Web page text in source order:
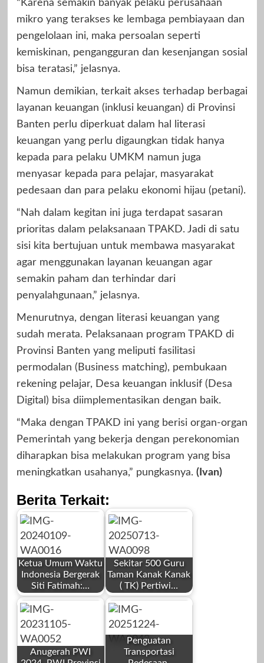
“Karena semakin banyak pelaku perusahaan
mikro yang terakses ke lembaga pembiayaan dan
pengelolaan ini, maka persoalan seperti
kemiskinan, pengangguran dan kesenjangan sosial
bisa teratasi,” jelasnya.
Namun demikian, terkait akses terhadap berbagai
layanan keuangan (inklusi keuangan) di Provinsi
Banten perlu diperkuat dalam hal literasi
keuangan yang perlu digaungkan tidak hanya
kepada para pelaku UMKM namun juga
menyasar kepada para pelajar, masyarakat
pedesaan dan para pelaku ekonomi hijau (petani).
“Nah dalam kegitan ini juga terdapat sasaran
prioritas dalam pelaksanaan TPAKD. Jadi di satu
sisi kita bertujuan untuk membawa masyarakat
agar menggunakan layanan keuangan agar
semakin paham dan terhindar dari
penyalahgunaan,” jelasnya.
Menurutnya, dengan literasi keuangan yang
sudah merata. Pelaksanaan program TPAKD di
Provinsi Banten yang meliputi fasilitasi
permodalan (Business matching), pembukaan
rekening pelajar, Desa keuangan inklusif (Desa
Digital) bisa diimplementasikan dengan baik.
“Maka dengan TPAKD ini yang berisi organ-organ
Pemerintah yang bekerja dengan perekonomian
diharapkan bisa melakukan program yang bisa
meningkatkan usahanya,” pungkasnya. (Ivan)
Berita Terkait:
Ketua Umum Waktu
Indonesia Bergerak
Siti Fatimah:…
by
Redaksi
Sekitar 500 Guru
Taman Kanak Kanak
( TK) Pertiwi…
by
Redaksi
Anugerah PWI
Penguatan
Transportasi